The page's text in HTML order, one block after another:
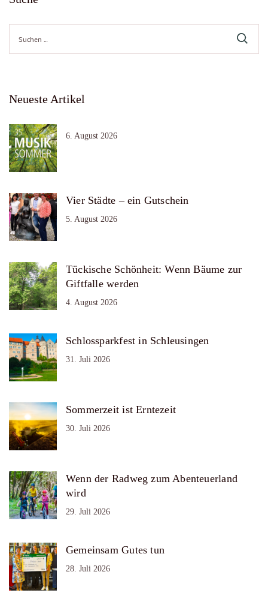
nach:
Neueste Artikel
6. August 2026
Vier Städte – ein Gutschein
5. August 2026
Tückische Schönheit: Wenn Bäume zur
Giftfalle werden
4. August 2026
Schlossparkfest in Schleusingen
31. Juli 2026
Sommerzeit ist Erntezeit
30. Juli 2026
Wenn der Radweg zum Abenteuerland
wird
29. Juli 2026
Gemeinsam Gutes tun
28. Juli 2026